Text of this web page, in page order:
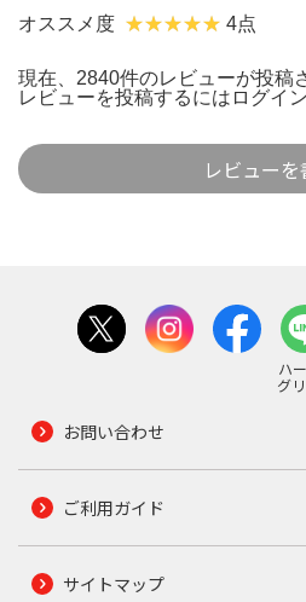
オススメ度 4点
現在、2840件のレビューが投稿
レビューを投稿するには ログイン
レビューを
ハ
グ
お問い合わせ
ご利用ガイド
サイトマップ